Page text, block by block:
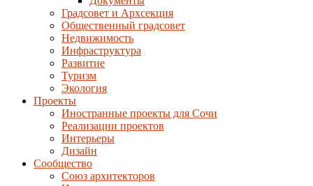
Градсовет и Архсекция
Общественный градсовет
Недвижимость
Инфраструктура
Развитие
Туризм
Экология
Проекты
Иностранные проекты для Сочи
Реализации проектов
Интерьеры
Дизайн
Сообщество
Союз архитекторов